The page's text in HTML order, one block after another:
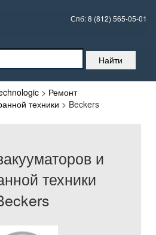
Спб:8 (812) 565-05-01
> Ремонт
техники > Beckers
и
техники